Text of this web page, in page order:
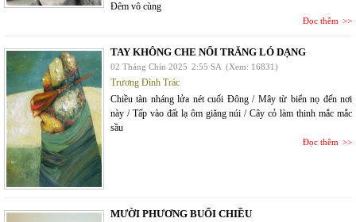
Đêm vô cùng
Đọc thêm
TAY KHÔNG CHE NỔI TRĂNG LÓ DẠNG
02 Tháng Chín 2025 2:55 SA (Xem: 16831)
Trương Đình Trác
Chiều tàn nháng lửa nét cuối Đông / Mây từ biển nọ đến nơi
này / Tấp vào đất lạ ôm giăng núi / Cây cỏ làm thinh mắc mắc
sầu
Đọc thêm
MƯỜI PHƯƠNG BUỔI CHIỀU